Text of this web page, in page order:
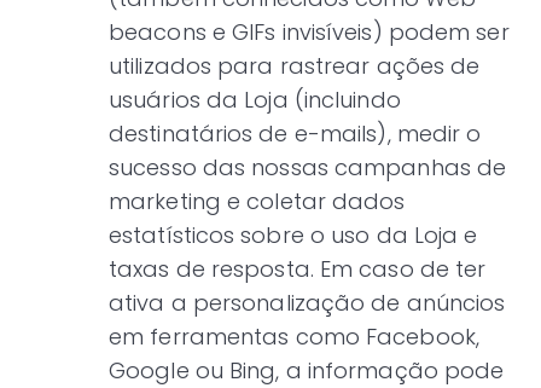
beacons e GIFs invisíveis) podem ser
utilizados para rastrear ações de
usuários da Loja (incluindo
destinatários de e-mails), medir o
sucesso das nossas campanhas de
marketing e coletar dados
estatísticos sobre o uso da Loja e
taxas de resposta. Em caso de ter
ativa a personalização de anúncios
em ferramentas como Facebook,
Google ou Bing, a informação pode